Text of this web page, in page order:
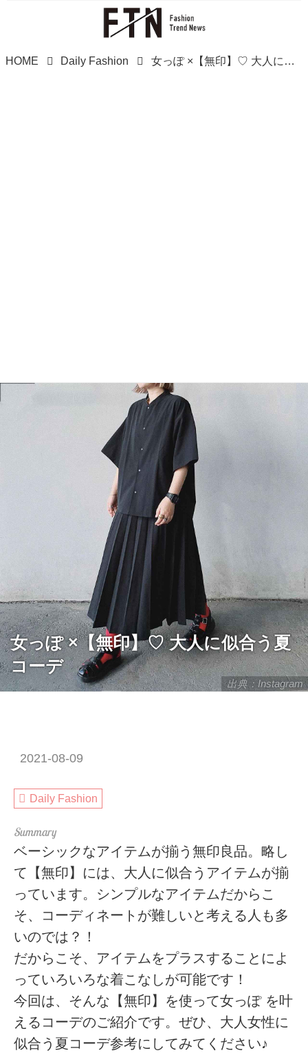
HOME Daily Fashion 女っぽ ×【無印】♡ 大人に似合う夏コーデ
出典：Instagram
女っぽ ×【無印】♡ 大人に似合う夏
コーデ
2021-08-09
Daily Fashion
ベーシックなアイテムが揃う無印良品。略し
て【無印】には、大人に似合うアイテムが揃
っています。シンプルなアイテムだからこ
そ、コーディネートが難しいと考える人も多
いのでは？！
だからこそ、アイテムをプラスすることによ
っていろいろな着こなしが可能です！
今回は、そんな【無印】を使って女っぽ を叶
えるコーデのご紹介です。ぜひ、大人女性に
似合う夏コーデ参考にしてみてください♪